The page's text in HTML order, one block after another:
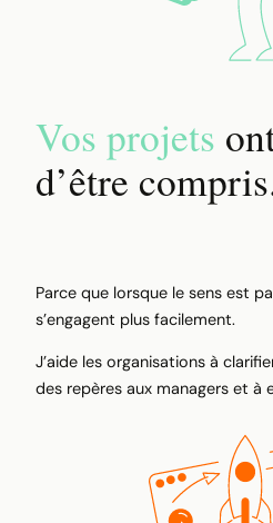
Vos projets
d’être
Parce que lorsque le sens est
s’engagent plus facilement.
J’aide les organisations à
des repères aux managers et à